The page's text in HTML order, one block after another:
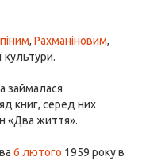
, Рахманіновим,
культури.
займалася
книг, серед них
«Два життя».
6 лютого 1959 року в